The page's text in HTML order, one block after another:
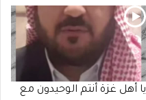
يا أهل غزة أنتم الوحيدون مع